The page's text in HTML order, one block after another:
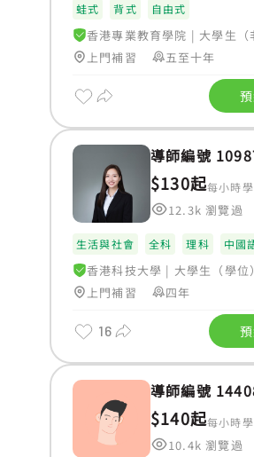
蛙式 背式 自由式
香港專業教育學院 | 大學生（
上門補習
五至十年
導師編號
$130起每小時
12.3k 瀏覽過
生活與社會 全科 理科 中國
香港科技大學 | 大學生（學位）
上門補習
四年
16
導師編號
$140起每小時
10.4k 瀏覽過